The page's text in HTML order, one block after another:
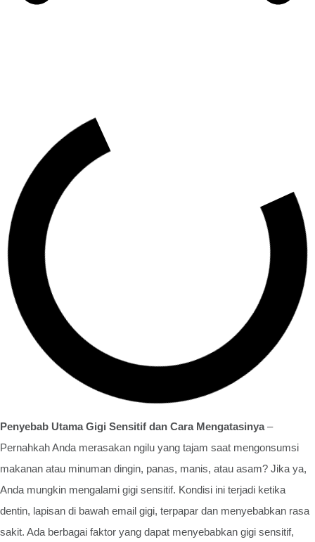
Penyebab Utama Gigi Sensitif dan Cara Mengatasinya–
Pernahkah Anda merasakan ngilu yang tajam saat mengonsumsi
makanan atau minuman dingin, panas, manis, atau asam? Jika ya,
Anda mungkin mengalami gigi sensitif. Kondisi ini terjadi ketika
dentin, lapisan di bawah email gigi, terpapar dan menyebabkan rasa
sakit. Ada berbagai faktor yang dapat menyebabkan gigi sensitif,